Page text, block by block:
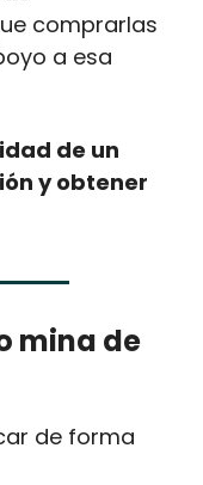
comprarlas
a esa
de un
y obtener
mina de
de forma